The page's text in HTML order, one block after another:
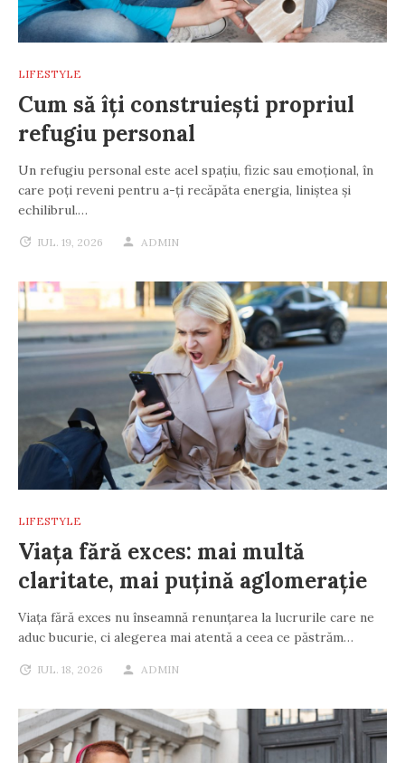
LIFESTYLE
Cum să îți construiești propriul
refugiu personal
Un refugiu personal este acel spațiu, fizic sau emoțional, în
care poți reveni pentru a-ți recăpăta energia, liniștea și
echilibrul.…
IUL. 19, 2026 ADMIN
LIFESTYLE
Viața fără exces: mai multă
claritate, mai puțină aglomerație
Viața fără exces nu înseamnă renunțarea la lucrurile care ne
aduc bucurie, ci alegerea mai atentă a ceea ce păstrăm…
IUL. 18, 2026 ADMIN